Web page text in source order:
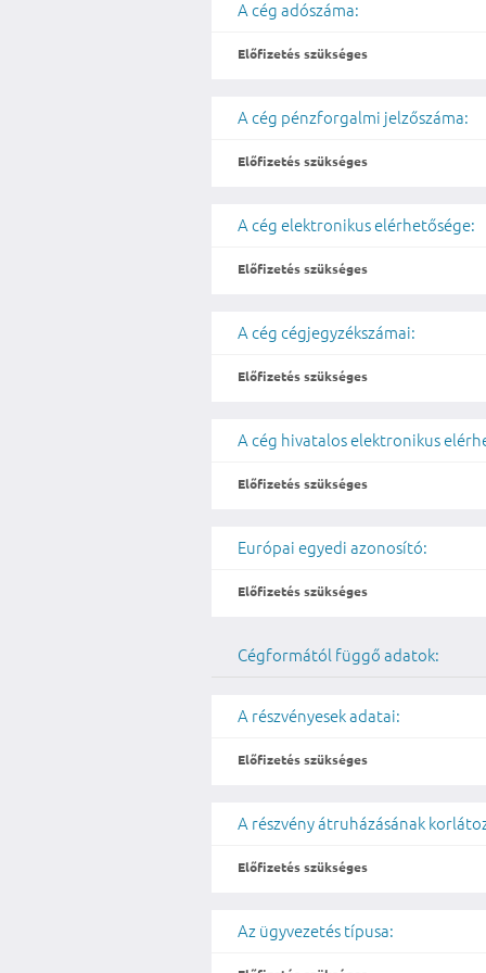
A cég adószáma:
Előfizetés szükséges
A cég pénzforgalmi jelzőszáma:
Előfizetés szükséges
A cég elektronikus elérhetősége:
Előfizetés szükséges
A cég cégjegyzékszámai:
Előfizetés szükséges
A cég hivatalos elektronikus
Előfizetés szükséges
Európai egyedi azonosító:
Előfizetés szükséges
Cégformától függő adatok:
A részvényesek adatai:
Előfizetés szükséges
A részvény átruházásának
Előfizetés szükséges
Az ügyvezetés típusa: